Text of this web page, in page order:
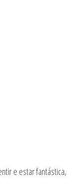
e estar fantástica,